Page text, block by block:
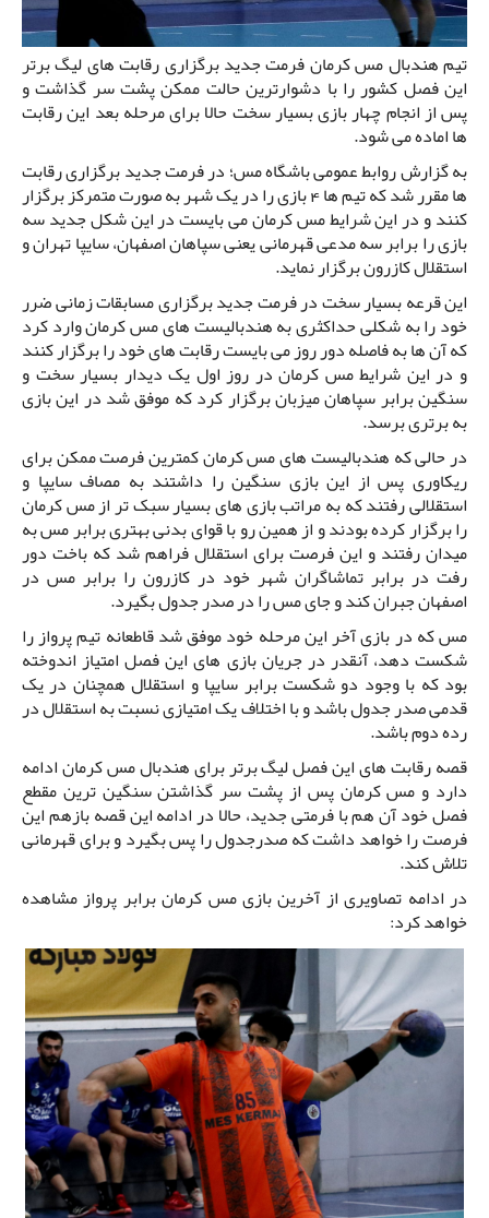
تیم هندبال مس کرمان فرمت جدید برگزاری رقابت های لیگ برتر
این فصل کشور را با دشوارترین حالت ممکن پشت سر گذاشت و
پس از انجام چهار بازی بسیار سخت حالا برای مرحله بعد این رقابت
ها اماده می شود.
به گزارش روابط عمومی باشگاه مس؛ در فرمت جدید برگزاری رقابت
ها مقرر شد که تیم ها 4 بازی را در یک شهر به صورت متمرکز برگزار
کنند و در این شرایط مس کرمان می بایست در این شکل جدید سه
بازی را برابر سه مدعی قهرمانی یعنی سپاهان اصفهان، سایپا تهران و
استقلال کازرون برگزار نماید.
این قرعه بسیار سخت در فرمت جدید برگزاری مسابقات زمانی ضرر
خود را به شکلی حداکثری به هندبالیست های مس کرمان وارد کرد
که آن ها به فاصله دور روز می بایست رقابت های خود را برگزار کنند
و در این شرایط مس کرمان در روز اول یک دیدار بسیار سخت و
سنگین برابر سپاهان میزبان برگزار کرد که موفق شد در این بازی
به برتری برسد.
در حالی که هندبالیست های مس کرمان کمترین فرصت ممکن برای
ریکاوری پس از این بازی سنگین را داشتند به مصاف سایپا و
استقلالی رفتند که به مراتب بازی های بسیار سبک تر از مس کرمان
را برگزار کرده بودند و از همین رو با قوای بدنی بهتری برابر مس به
میدان رفتند و این فرصت برای استقلال فراهم شد که باخت دور
رفت در برابر تماشاگران شهر خود در کازرون را برابر مس در
اصفهان جبران کند و جای مس را در صدر جدول بگیرد.
مس که در بازی آخر این مرحله خود موفق شد قاطعانه تیم پرواز را
شکست دهد، آنقدر در جریان بازی های این فصل امتیاز اندوخته
بود که با وجود دو شکست برابر سایپا و استقلال همچنان در یک
قدمی صدر جدول باشد و با اختلاف یک امتیازی نسبت به استقلال در
رده دوم باشد.
قصه رقابت های این فصل لیگ برتر برای هندبال مس کرمان ادامه
دارد و مس کرمان پس از پشت سر گذاشتن سنگین ترین مقطع
فصل خود آن هم با فرمتی جدید، حالا در ادامه این قصه بازهم این
فرصت را خواهد داشت که صدرجدول را پس بگیرد و برای قهرمانی
تلاش کند.
در ادامه تصاویری از آخرین بازی مس کرمان برابر پرواز مشاهده
خواهد کرد: